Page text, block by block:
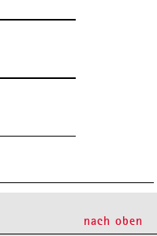
nach oben